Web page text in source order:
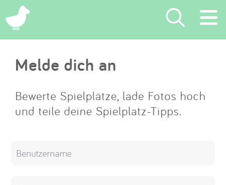
×
Suchen
Eintragen
App
Melde dich an
Bewerte Spielplätze, lade Fotos hoch
und teile deine Spielplatz-Tipps.